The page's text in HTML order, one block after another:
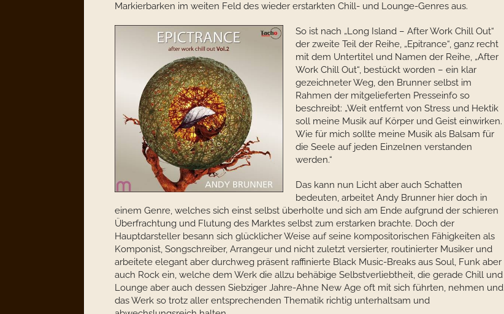
Markierbarken im weiten Feld des wieder erstarkten Chill- und Lounge-Genres aus.
So ist nach „Long Island – After Work Chill Out“
der zweite Teil der Reihe, „Epitrance“, ganz recht
mit dem Untertitel und Namen der Reihe, „After
Work Chill Out“, bestückt worden – ein klar
gezeichneter Weg, den Brunner selbst im
Rahmen der mitgelieferten Presseinfo so
beschreibt: „Weit entfernt von Stress und Hektik
soll meine Musik auf Körper und Geist einwirken.
Wie für mich sollte meine Musik als Balsam für
die Seele auf jeden Einzelnen verstanden
werden.“
Das kann nun Licht aber auch Schatten
bedeuten, arbeitet Andy Brunner hier doch in
einem Genre, welches sich einst selbst überholte und sich am Ende aufgrund der schieren
Überfrachtung und Flutung des Marktes selbst zum erstarken brachte. Doch der
Hauptdarsteller besann sich glücklicher Weise auf seine kompositorischen Fähigkeiten als
Komponist, Songschreiber, Arrangeur und nicht zuletzt versierter, routinierter Musiker und
arbeitete elegant aber durchweg präsent raffinierte Black Music-Breaks aus Soul, Funk aber
auch Rock ein, welche dem Werk die allzu behäbige Selbstverliebtheit, die gerade Chill und
Lounge aber auch dessen Siebziger Jahre-Ahne New Age oft mit sich führten, nehmen und
das Werk so trotz aller entsprechenden Thematik richtig unterhaltsam und